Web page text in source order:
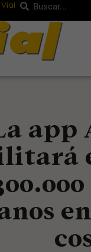
Buscar
Buscar
app